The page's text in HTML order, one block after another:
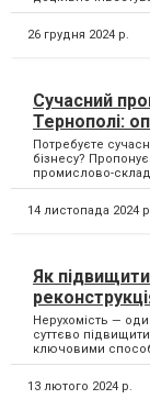
26 грудня 2024 р.
Сучасний
Тернополі:
Потребуєте
бізнесу?
промислово-
14 листопада 2024
Як
Нерухомість —
суттєво
ключовими
13 лютого 2024 р.